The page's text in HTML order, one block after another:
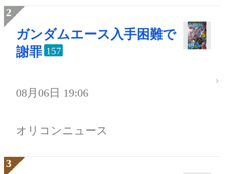
ガンダムエース入手困難で
謝罪 157
08月06日 19:06
オリコンニュース